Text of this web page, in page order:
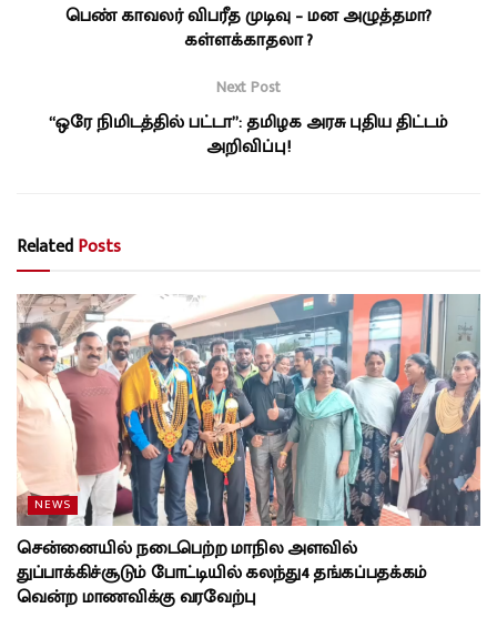
பெண் காவலர் விபரீத முடிவு – மன அழுத்தமா?
கள்ளக்காதலா ?
Next Post
“ஒரே நிமிடத்தில் பட்டா”: தமிழக அரசு புதிய திட்டம்
அறிவிப்பு!
RelatedPosts
NEWS
சென்னையில் நடைபெற்ற மாநில அளவில்
துப்பாக்கிச்சூடும் போட்டியில் கலந்து4 தங்கப்பதக்கம்
வென்ற மாணவிக்கு வரவேற்பு